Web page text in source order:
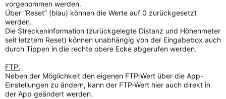
vorgenommen werden.
Über “Reset” (blau) können die Werte auf 0 zurückgesetzt
werden.
Die Streckeninformation (zurückgelegte Distanz und Höhenmeter
seit letztem Reset) können unabhängig von der Eingabebox auch
durch Tippen in die rechte obere Ecke abgerufen werden.
FTP:
Neben der Möglichkeit den eigenen FTP-Wert über die App-
Einstellungen zu ändern, kann der FTP-Wert hier auch direkt in
der App geändert werden.